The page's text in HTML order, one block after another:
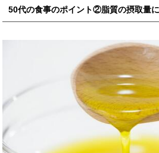
50代の食事のポイント②脂質の摂取量